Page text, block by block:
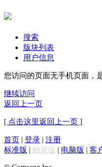
搜索
版块列表
用户信息
您访问的页面无手机页面，
继续访问
返回上一页
[ 点击这里返回上一页 ]
首页 | 登录 | 注册
标准版 | 触屏版 | 电脑版 | 客